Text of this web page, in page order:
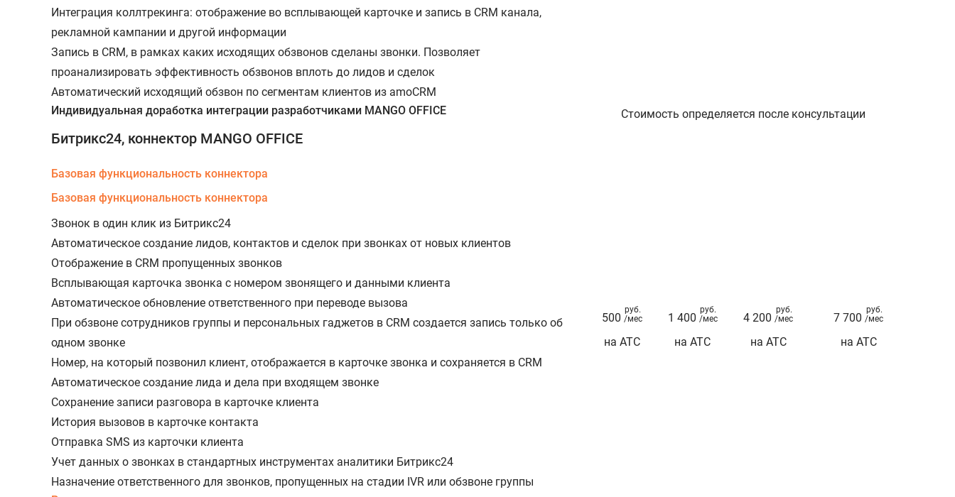
Интеграция коллтрекинга: отображение во всплывающей карточке и запись в CRM канала,
рекламной кампании и другой информации
Запись в CRM, в рамках каких исходящих обзвонов сделаны звонки. Позволяет
проанализировать эффективность обзвонов вплоть до лидов и сделок
Автоматический исходящий обзвон по сегментам клиентов из amoCRM
Индивидуальная доработка интеграции разработчиками MANGO OFFICE Стоимость определяется после консультации
Битрикс24, коннектор MANGO OFFICE
Базовая функциональность коннектора
Базовая функциональность коннектора
Звонок в один клик из Битрикс24
Автоматическое создание лидов, контактов и сделок при звонках от новых клиентов
Отображение в CRM пропущенных звонков
Всплывающая карточка звонка с номером звонящего и данными клиента
Автоматическое обновление ответственного при переводе вызова
При обзвоне сотрудников группы и персональных гаджетов в CRM создается запись только об
одном звонке
Номер, на который позвонил клиент, отображается в карточке звонка и сохраняется в CRM
Автоматическое создание лида и дела при входящем звонке
Сохранение записи разговора в карточке клиента
История вызовов в карточке контакта
Отправка SMS из карточки клиента
Учет данных о звонках в стандартных инструментах аналитики Битрикс24
Назначение ответственного для звонков, пропущенных на стадии IVR или обзвоне группы
500
руб.
/мес
на АТС
1 400
руб.
/мес
на АТС
4 200
руб.
/мес
на АТС
7 700
руб.
/мес
на АТС